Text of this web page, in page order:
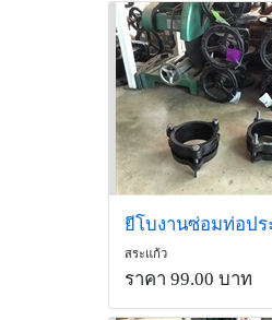
สระแก้ว
ราคา 99.00 บาท